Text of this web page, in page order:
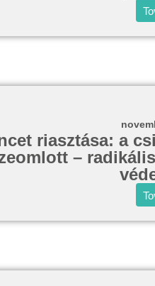
riasztása: a
–